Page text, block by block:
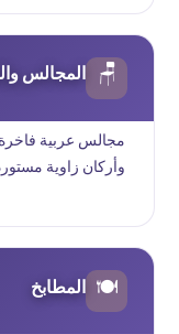
🪑 المجالس
مجالس عربية
وأركان زاوية
🍽 المطابخ